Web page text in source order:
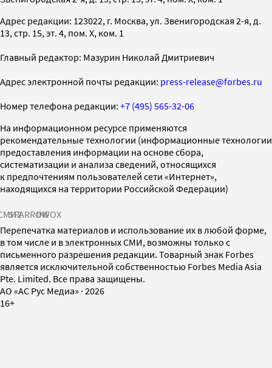
Адрес редакции: 123022, г. Москва, ул. Звенигородская 2-я, д.
13, стр. 15, эт. 4, пом. X, ком. 1
Главный редактор: Мазурин Николай Дмитриевич
Адрес электронной почты редакции: press-release@forbes.ru
Номер телефона редакции: +7 (495) 565-32-06
На информационном ресурсе применяются
рекомендательные технологии (информационные технологии
предоставления информации на основе сбора,
систематизации и анализа сведений, относящихся
к предпочтениям пользователей сети «Интернет»,
находящихся на территории Российской Федерации)
SPARROWINFOX
Перепечатка материалов и использование их в любой форме,
в том числе и в электронных СМИ, возможны только с
письменного разрешения редакции. Товарный знак Forbes
является исключительной собственностью Forbes Media Asia
Pte. Limited. Все права защищены.
AO «АС Рус Медиа» · 2026
16+